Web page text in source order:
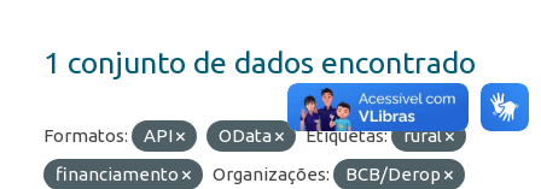
1 conjunto de dados encontrado
Formatos: API OData Etiquetas:
rural
financiamento
Organizações: BCB/Derop